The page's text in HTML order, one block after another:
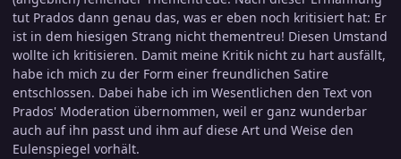
tut Prados dann genau das, was er eben noch kritisiert hat: Er
ist in dem hiesigen Strang nicht thementreu! Diesen Umstand
wollte ich kritisieren. Damit meine Kritik nicht zu hart ausfällt,
habe ich mich zu der Form einer freundlichen Satire
entschlossen. Dabei habe ich im Wesentlichen den Text von
Prados' Moderation übernommen, weil er ganz wunderbar
auch auf ihn passt und ihm auf diese Art und Weise den
Eulenspiegel vorhält.